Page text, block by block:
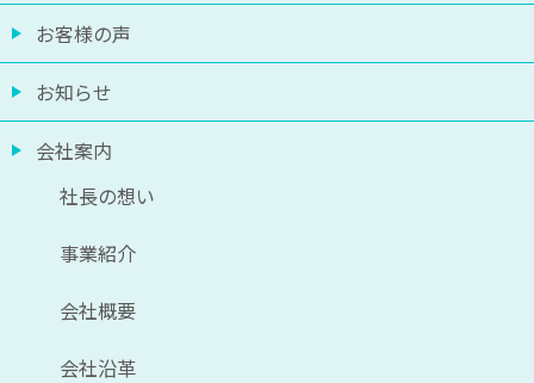
お客様の声
お知らせ
会社案内
社長の想い
事業紹介
会社概要
会社沿革